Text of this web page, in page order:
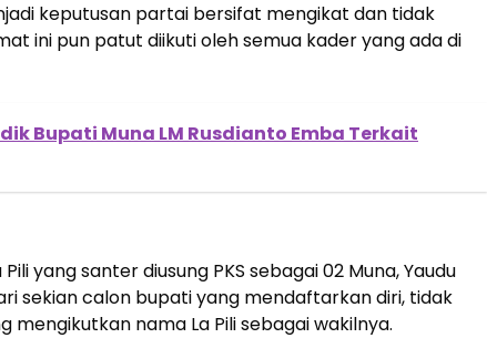
keputusan partai bersifat mengikat dan tidak
ini pun patut diikuti oleh semua kader yang ada di
Bupati Muna LM Rusdianto Emba Terkait
yang santer diusung PKS sebagai 02 Muna, Yaudu
sekian calon bupati yang mendaftarkan diri, tidak
mengikutkan nama La Pili sebagai wakilnya.